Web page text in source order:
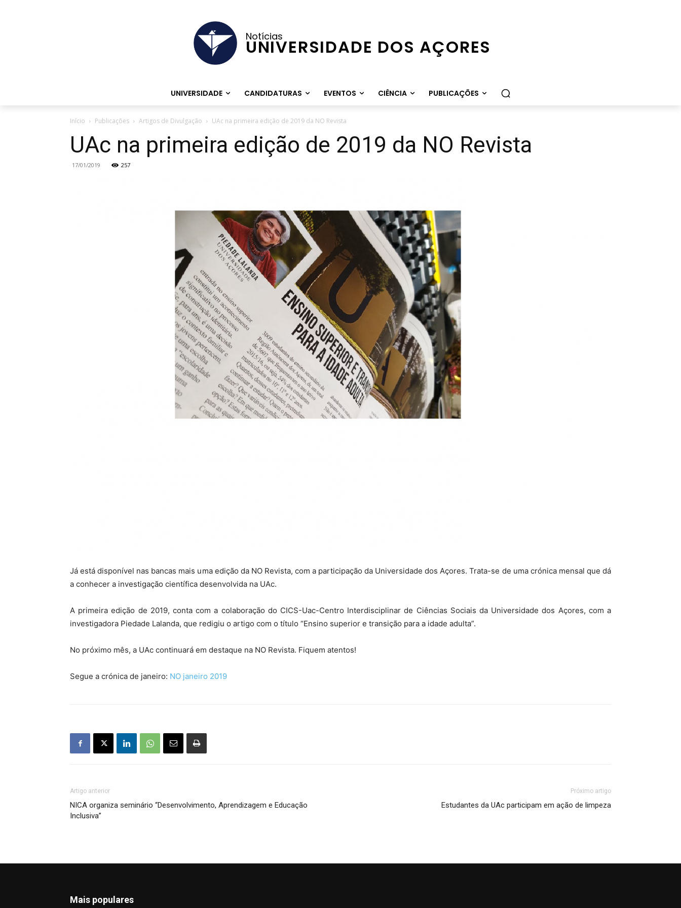
Notícias
UNIVERSIDADE DOS AÇORES
UNIVERSIDADE CANDIDATURAS EVENTOS CIÊNCIA PUBLICAÇÕES
Início Publicações Artigos de Divulgação UAc na primeira edição de 2019 da NO Revista
UAc na primeira edição de 2019 da NO Revista
17/01/2019 257
Já está disponível nas bancas mais uma edição da NO Revista, com a participação da Universidade dos Açores. Trata-se de uma crónica mensal que dá
a conhecer a investigação científica desenvolvida na UAc.
A primeira edição de 2019, conta com a colaboração do CICS-Uac-Centro Interdisciplinar de Ciências Sociais da Universidade dos Açores, com a
investigadora Piedade Lalanda, que redigiu o artigo com o título “Ensino superior e transição para a idade adulta”.
No próximo mês, a UAc continuará em destaque na NO Revista. Fiquem atentos!
Segue a crónica de janeiro: NO janeiro 2019
Artigo anterior
NICA organiza seminário “Desenvolvimento, Aprendizagem e Educação
Inclusiva”
Próximo artigo
Estudantes da UAc participam em ação de limpeza
Mais populares